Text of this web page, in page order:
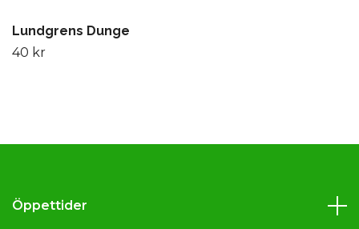
Lundgrens Dunge
40 kr
Öppettider